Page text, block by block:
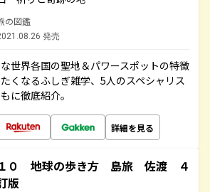
の図鑑
発売
世界各国の聖地＆パワースポットの特徴
くなるふしぎ雑学、5人のスペシャリス
に徹底紹介。
詳細を見る
０ 地球の歩き方 島旅 佐渡 ４
版